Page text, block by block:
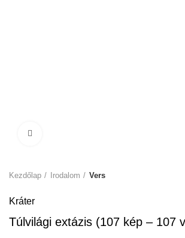
Kezdőlap Irodalom Vers
Kráter
Túlvilági extázis (107 kép – 107